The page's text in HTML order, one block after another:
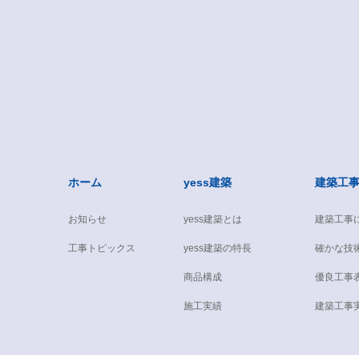
ホーム
お知らせ
工事トピックス
yess建築
yess建築とは
yess建築の特長
商品構成
施工実績
建築工事
建築工事
確かな技
優良工事
建築工事